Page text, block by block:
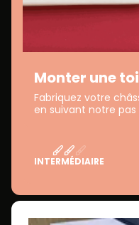
Monter une
Fabriquez votre
en suivant notre pas
INTERMÉDIAIRE